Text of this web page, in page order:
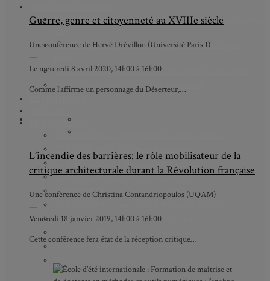
Axe 1 : Représentations publiques, communes et privées de la
Axe 2 : Réputation, célébrité et popularité dans l’espace
Axe 3 : Diffusion, circulation et appropriation des savoirs
Axe 4 : Conflits, justice et régulation sociale
MÉDIATHÈQUE
CINÉ-HISTOIRE – Voyage dans le cinéma japonais
CINÉ-HISTOIRE – La femme à la caméra
CINÉ-HISTOIRE – L’histoire comme chaos
CINÉ-HISTOIRE – Rome face à l’histoire
CINÉ-HISTOIRE – À l’ombre du 19e siècle
CINÉ-HISTOIRE – L’histoire au tribunal
CINÉ-HISTOIRE – Kubrick historien
Guerre, genre et citoyenneté au XVIIIe siècle
Une conférence de Hervé Drévillon (Université Paris 1)
—
Le mercredi 8 avril 2020, 14h00 à 16h00
Comme l’affirme un personnage du Déserteur,…
L’incendie des barrières: le rôle mobilisateur de la
critique architecturale durant la Révolution française
Une conférence de Christina Contandriopoulos (UQAM)
—
Vendredi 18 janvier 2019, 14h00 à 16h00
Cette conférence fera état de la réception critique…